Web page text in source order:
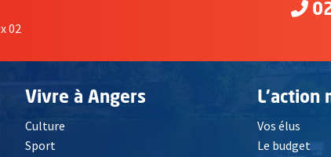
02
Vivre à Angers
Culture
Sport
L'action
Vos élus
Le budget